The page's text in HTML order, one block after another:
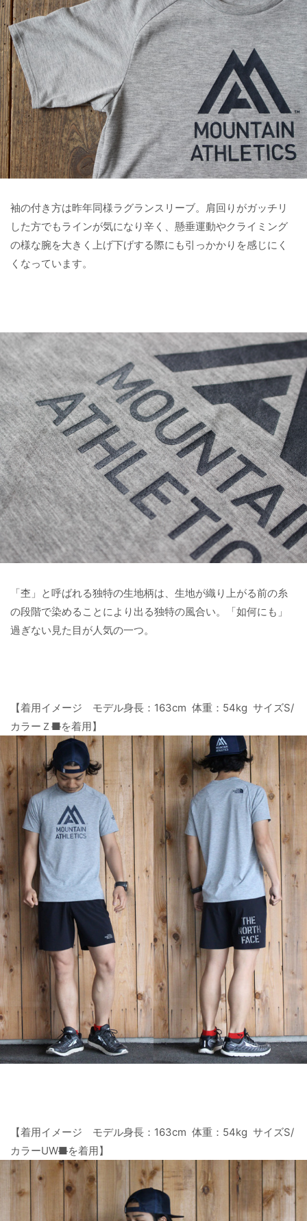
袖の付き方は昨年同様ラグランスリーブ。肩回りがガッチリ
した方でもラインが気になり辛く、懸垂運動やクライミング
の様な腕を大きく上げ下げする際にも引っかかりを感じにく
くなっています。
「杢」と呼ばれる独特の生地柄は、生地が織り上がる前の糸
の段階で染めることにより出る独特の風合い。「如何にも」
過ぎない見た目が人気の一つ。
【着用イメージ モデル身長：163cm 体重：54kg サイズS/
カラーＺ■を着用】
【着用イメージ モデル身長：163cm 体重：54kg サイズS/
カラーUW■を着用】